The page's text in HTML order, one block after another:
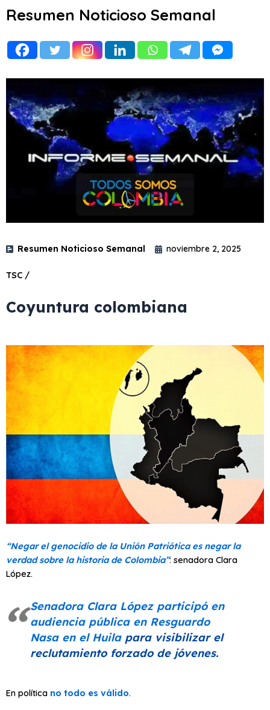
Resumen Noticioso Semanal
Resumen Noticioso Semanal noviembre 2, 2025
TSC /
Coyuntura colombiana
“Negar el genocidio de la Unión Patriótica es negar la
verdad sobre la historia de Colombia”: senadora Clara
López.
Senadora Clara López participó en
audiencia pública en Resguardo
Nasa en el Huilapara visibilizar el
reclutamiento forzado de jóvenes.
En política no todo es válido.